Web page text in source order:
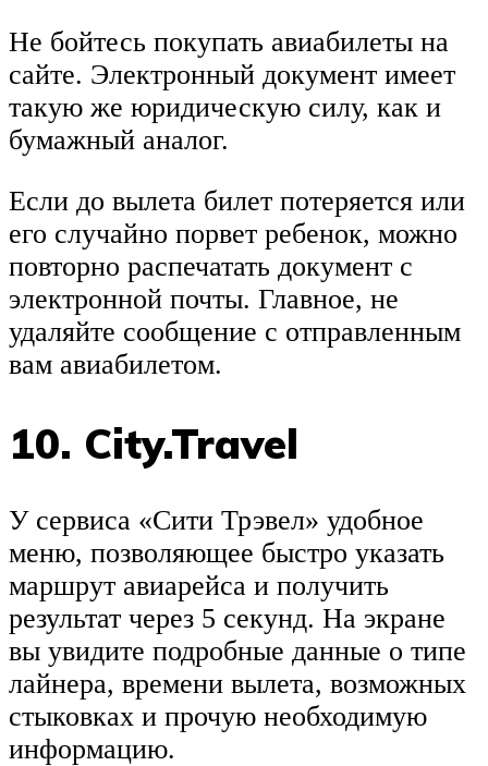
Не бойтесь покупать авиабилеты на
сайте. Электронный документ имеет
такую же юридическую силу, как и
бумажный аналог.
Если до вылета билет потеряется или
его случайно порвет ребенок, можно
повторно распечатать документ с
электронной почты. Главное, не
удаляйте сообщение с отправленным
вам авиабилетом.
10. City.Travel
У сервиса «Сити Трэвел» удобное
меню, позволяющее быстро указать
маршрут авиарейса и получить
результат через 5 секунд. На экране
вы увидите подробные данные о типе
лайнера, времени вылета, возможных
стыковках и прочую необходимую
информацию.